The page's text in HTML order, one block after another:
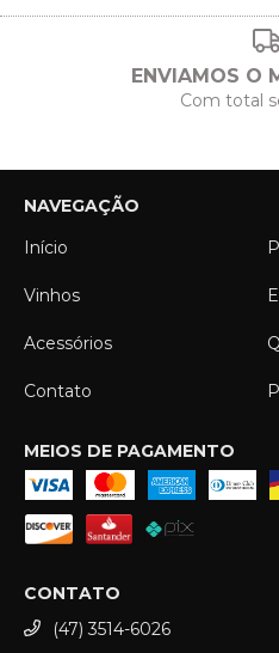
ENVIAMOS O
Com total
NAVEGAÇÃO
Início
Vinhos
Acessórios
Contato
MEIOS DE PAGAMENTO
CONTATO
(47) 3514-6026